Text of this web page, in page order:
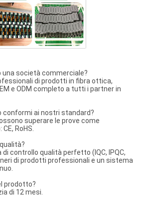
una società commerciale?
di prodotti in fibra ottica,
e ODM completo a tutti i partner in
conformi ai nostri standard?
superare le prove come
RoHS.
di controllo qualità perfetto (IQC, IPQC,
di prodotti professionali e un sistema
prodotto?
di 12 mesi.